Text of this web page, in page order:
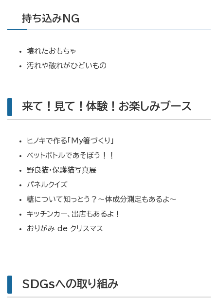
持ち込みNG
壊れたおもちゃ
汚れや破れがひどいもの
来て！見て！体験！お楽しみブース
ヒノキで作る「My箸づくり」
ペットボトルであそぼう！！
野良猫・保護猫写真展
パネルクイズ
糖について知っとう？〜体成分測定もあるよ〜
キッチンカー、出店もあるよ！
おりがみ de クリスマス
SDGsへの取り組み